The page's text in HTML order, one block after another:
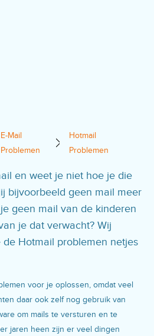
E-Mail
Problemen
Hotmail
Problemen
en weet je niet hoe je die
bijvoorbeeld geen mail meer
geen mail van de kinderen
je dat verwacht? Wij
Hotmail problemen netjes
voor je oplossen, omdat veel
daar ook zelf nog gebruik van
om mails te versturen en te
jaren heen zijn er veel dingen